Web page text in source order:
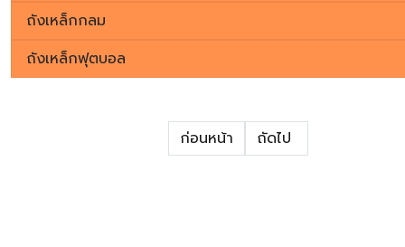
ถังเหล็กกลม
ถังเหล็กฟุตบอล
ก่อนหน้า ถัดไป